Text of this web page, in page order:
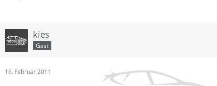
kies
Gast
16. Februar 2011